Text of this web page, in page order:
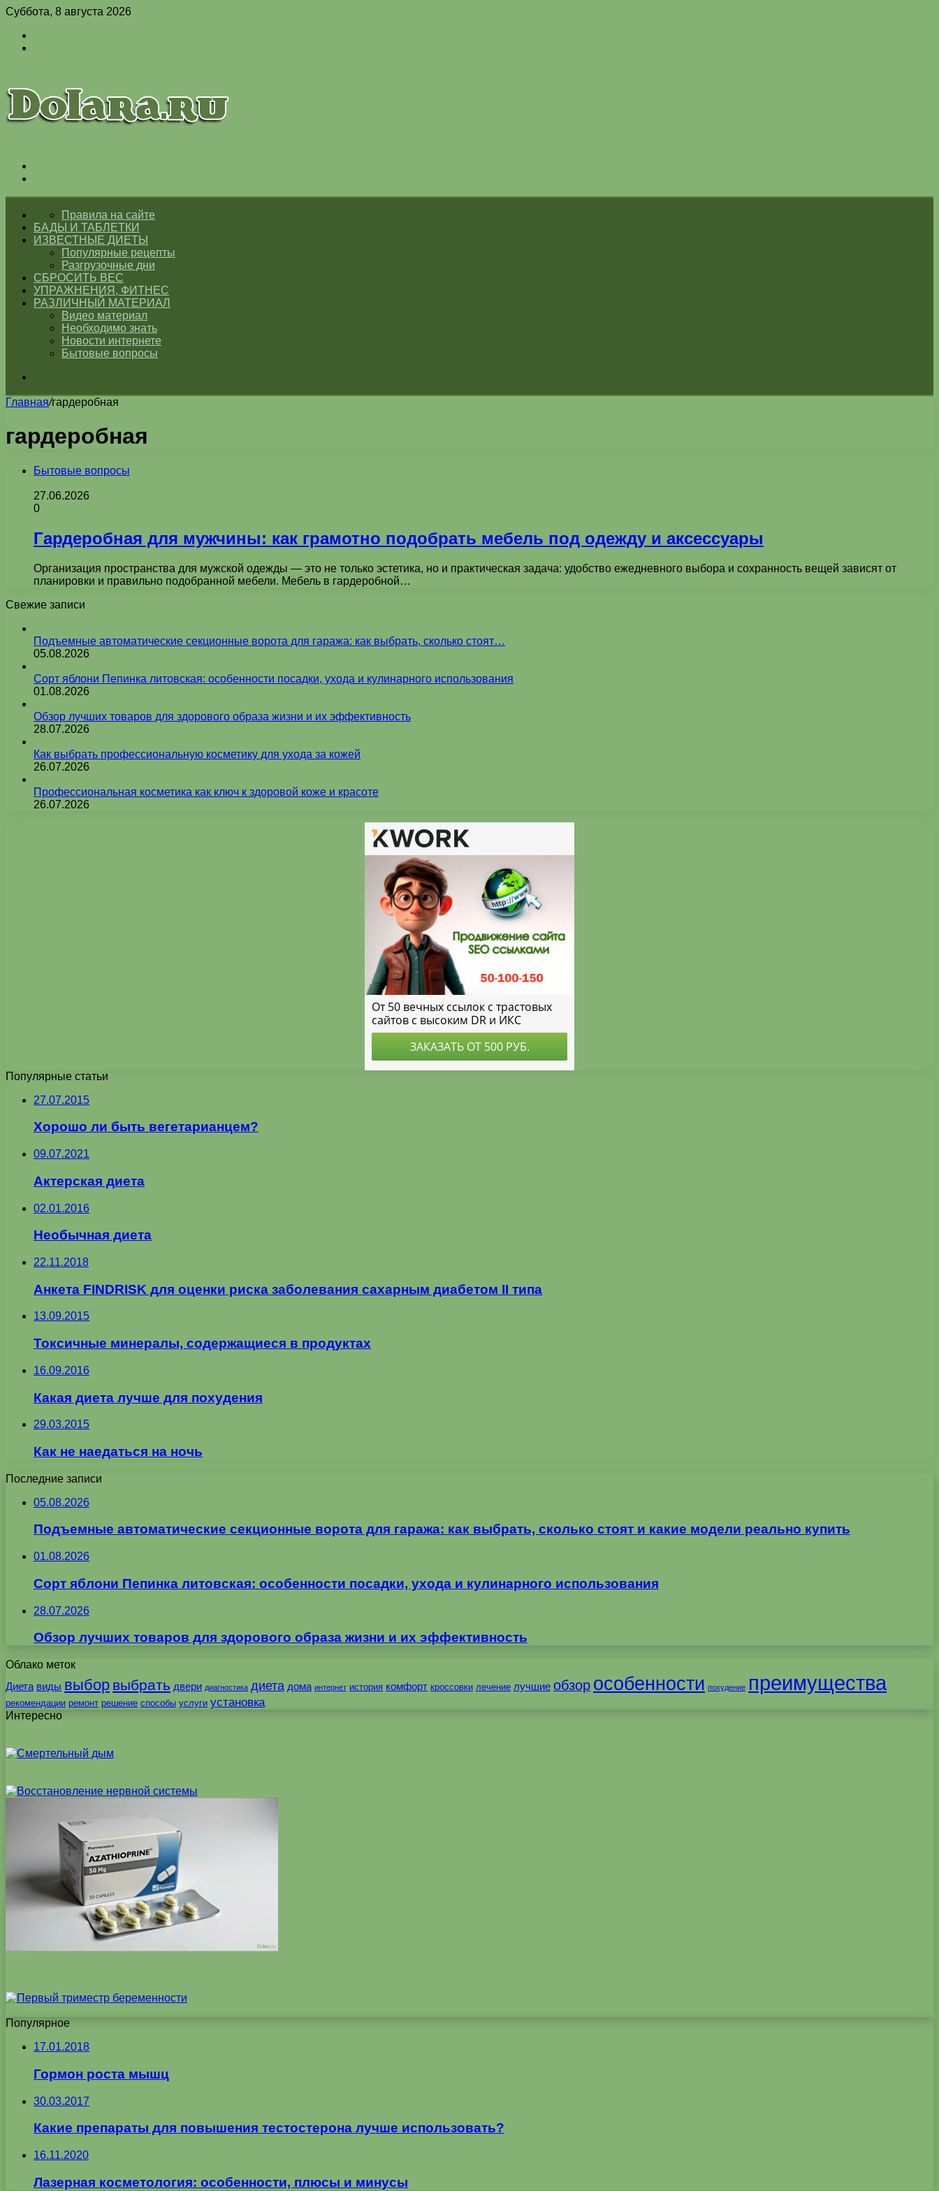
Суббота, 8 августа 2026
ГЛАВНАЯПравила на сайте
БАДЫ И ТАБЛЕТКИ
ИЗВЕСТНЫЕ ДИЕТЫ
Популярные рецепты
Разгрузочные дни
СБРОСИТЬ ВЕС
УПРАЖНЕНИЯ, ФИТНЕС
РАЗЛИЧНЫЙ МАТЕРИАЛ
Видео материал
Необходимо знать
Новости интернете
Бытовые вопросы
Главная/гардеробная
гардеробная
Бытовые вопросы
27.06.2026
0
Гардеробная для мужчины: как грамотно подобрать мебель под одежду и аксессуары
Организация пространства для мужской одежды — это не только эстетика, но и практическая задача: удобство ежедневного выбора и сохранность вещей зависят от
планировки и правильно подобранной мебели. Мебель в гардеробной…
Свежие записи
Подъемные автоматические секционные ворота для гаража: как выбрать, сколько стоят…
05.08.2026
Сорт яблони Пепинка литовская: особенности посадки, ухода и кулинарного использования
01.08.2026
Обзор лучших товаров для здорового образа жизни и их эффективность
28.07.2026
Как выбрать профессиональную косметику для ухода за кожей
26.07.2026
Профессиональная косметика как ключ к здоровой коже и красоте
26.07.2026
Популярные статьи
27.07.2015
Хорошо ли быть вегетарианцем?
09.07.2021
Актерская диета
02.01.2016
Необычная диета
22.11.2018
Анкета FINDRISK для оценки риска заболевания сахарным диабетом II типа
13.09.2015
Токсичные минералы, содержащиеся в продуктах
16.09.2016
Какая диета лучше для похудения
29.03.2015
Как не наедаться на ночь
Последние записи
05.08.2026
Подъемные автоматические секционные ворота для гаража: как выбрать, сколько стоят и какие модели реально купить
01.08.2026
Сорт яблони Пепинка литовская: особенности посадки, ухода и кулинарного использования
28.07.2026
Обзор лучших товаров для здорового образа жизни и их эффективность
Облако меток
Диета виды выбор выбрать двери диагностика диета дома интернет история комфорт кроссовки лечение лучшие обзор особенности похудение преимущества
рекомендации ремонт решение способы услуги установка
Интересно
Популярное
17.01.2018
Гормон роста мышц
30.03.2017
Какие препараты для повышения тестостерона лучше использовать?
16.11.2020
Лазерная косметология: особенности, плюсы и минусы